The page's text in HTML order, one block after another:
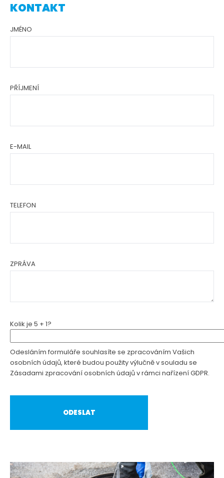
KONTAKT
JMÉNO
PŘÍJMENÍ
E-MAIL
TELEFON
ZPRÁVA
Kolik je 5 + 1?
Odesláním formuláře souhlasíte se zpracováním Vašich
osobních údajů, které budou použity výlučně v souladu se
Zásadami zpracování osobních údajů v rámci nařízení GDPR.